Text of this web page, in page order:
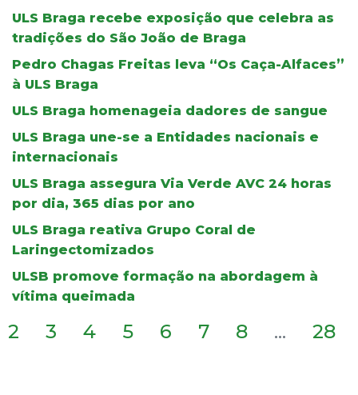
ULS Braga recebe exposição que celebra as
tradições do São João de Braga
Pedro Chagas Freitas leva “Os Caça-Alfaces”
à ULS Braga
ULS Braga homenageia dadores de sangue
ULS Braga une-se a Entidades nacionais e
internacionais
ULS Braga assegura Via Verde AVC 24 horas
por dia, 365 dias por ano
ULS Braga reativa Grupo Coral de
Laringectomizados
ULSB promove formação na abordagem à
vítima queimada
2 3 4 5 6 7 8 ... 28